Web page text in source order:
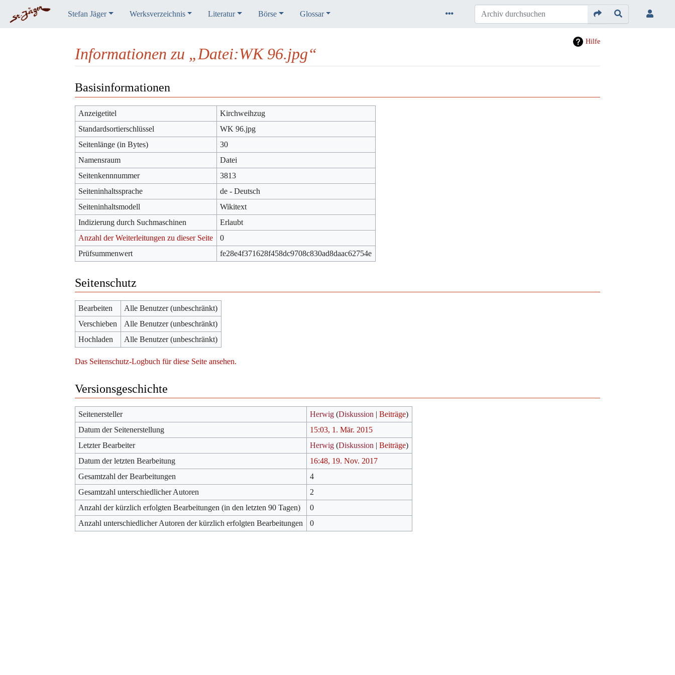
Stefan Jäger Werksverzeichnis Literatur Börse Glossar
Hilfe
Informationen zu „Datei:WK 96.jpg“
Basisinformationen
Anzeigetitel
Kirchweihzug
Standardsortierschlüssel
WK 96.jpg
Seitenlänge (in Bytes)
30
Namensraum
Datei
Seitenkennnummer
3813
Seiteninhaltssprache
de - Deutsch
Seiteninhaltsmodell
Wikitext
Indizierung durch Suchmaschinen
Erlaubt
Anzahl der Weiterleitungen zu dieser Seite
0
Prüfsummenwert
fe28e4f371628f458dc9708c830ad8daac62754e
Seitenschutz
Bearbeiten
Alle Benutzer (unbeschränkt)
Verschieben
Alle Benutzer (unbeschränkt)
Hochladen
Alle Benutzer (unbeschränkt)
Das Seitenschutz-Logbuch für diese Seite ansehen.
Versionsgeschichte
Seitenersteller Herwig (Diskussion |Beiträge)
Datum der Seitenerstellung
15:03, 1. Mär. 2015
Letzter Bearbeiter
Herwig (Diskussion |Beiträge)
Datum der letzten Bearbeitung
16:48, 19. Nov. 2017
Gesamtzahl der Bearbeitungen
4
Gesamtzahl unterschiedlicher Autoren
2
Anzahl der kürzlich erfolgten Bearbeitungen (in den letzten 90 Tagen)
0
Anzahl unterschiedlicher Autoren der kürzlich erfolgten Bearbeitungen
0